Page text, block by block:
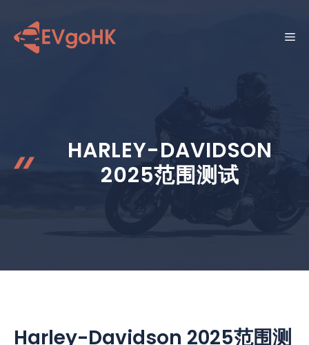
菜
HARLEY-DAVIDSON
2025范围测试
Harley-Davidson 2025范围测